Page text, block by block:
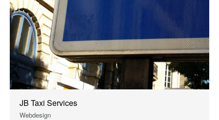
JB Taxi Services
Webdesign